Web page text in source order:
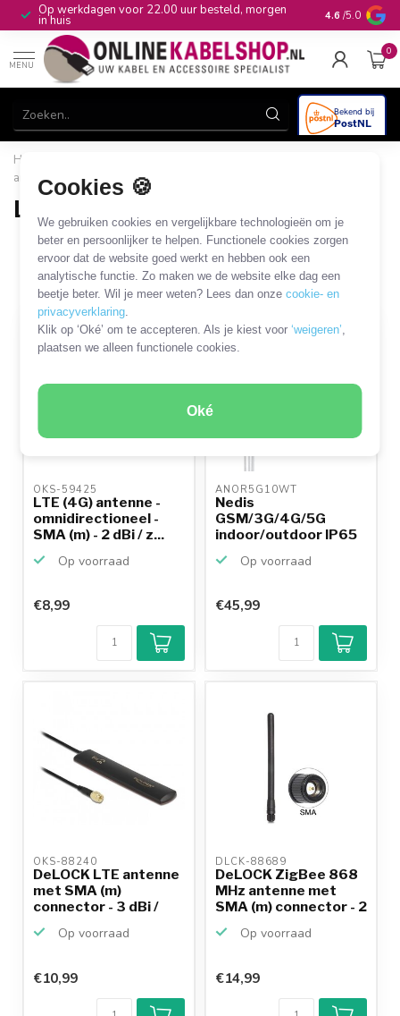
Cookies 🍪
We gebruiken cookies en vergelijkbare technologieën om je
beter en persoonlijker te helpen. Functionele cookies zorgen
ervoor dat de website goed werkt en hebben ook een
analytische functie. Zo maken we de website elke dag een
beetje beter. Wil je meer weten? Lees dan onzecookie- en
privacyverklaring.
Klik op ‘Oké’ om te accepteren. Als je kiest voor‘weigeren’,
plaatsen we alleen functionele cookies.
Oké
Op werkdagen voor 22.00 uur besteld, morgen
in huis 10+jaar
4.6 /5.0
MENU
0
Home
antenne
LTE (4G) SMA antenne
LTE (4G) SMA antenne
25 PRODUCTEN
Filters SORTEER OP
OKS-59425
LTE (4G) antenne -
omnidirectioneel -
SMA (m) - 2 dBi / z...
Op voorraad
€8,99
ANOR5G10WT
Nedis
GSM/3G/4G/5G
indoor/outdoor IP65
(m...Op voorraad
€45,99
OKS-88240
DeLOCK LTE antenne
met SMA (m)
connector - 3 dBi /
Op voorraad
€10,99
DLCK-88689
DeLOCK ZigBee 868
MHz antenne met
SMA (m) connector - 2
Op voorraad
€14,99